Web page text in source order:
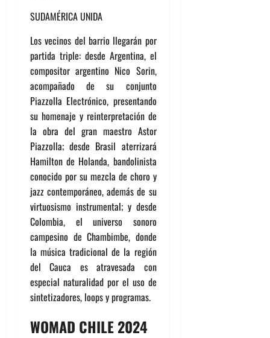
SUDAMÉRICA UNIDA
Los vecinos del barrio llegarán por
partida triple: desde Argentina, el
compositor argentino Nico Sorin,
acompañado de su conjunto
Piazzolla Electrónico, presentando
su homenaje y reinterpretación de
la obra del gran maestro Astor
Piazzolla; desde Brasil aterrizará
Hamilton de Holanda, bandolinista
conocido por su mezcla de choro y
jazz contemporáneo, además de su
virtuosismo instrumental; y desde
Colombia, el universo sonoro
campesino de Chambimbe, donde
la música tradicional de la región
del Cauca es atravesada con
especial naturalidad por el uso de
sintetizadores, loops y programas.
WOMAD CHILE 2024